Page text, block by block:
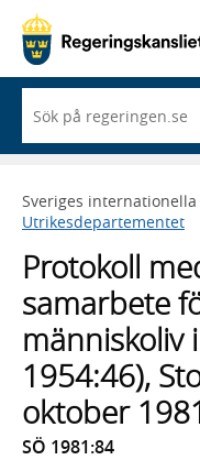
du
börjar
skriva
framträder
en
med
sökförslag
Sveriges
Utrikesdepartementet
Protokoll
samarbete
människoliv
1954:46),
oktober
SÖ 1981:84